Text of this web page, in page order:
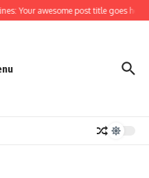
Your awesome post title goes here